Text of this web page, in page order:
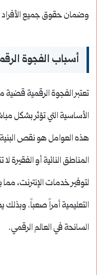
وضمان حقوق جميع الأفراد
أسباب الفجوة
تعتبر الفجوة الرقمية
الأساسية التي تؤثر بشكل
هذه العوامل هو نقص البنية
المناطق النائية أو الفقيرة
لتوفير خدمات الإنترنت،
التعليمية أمراً صعباً.
السانحة في العالم الرقمي.